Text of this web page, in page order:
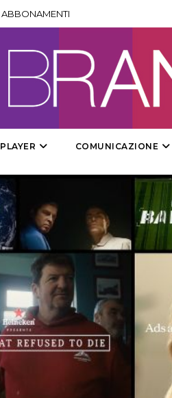
ABBONAMENTI
PLAYER COMUNICAZIONE